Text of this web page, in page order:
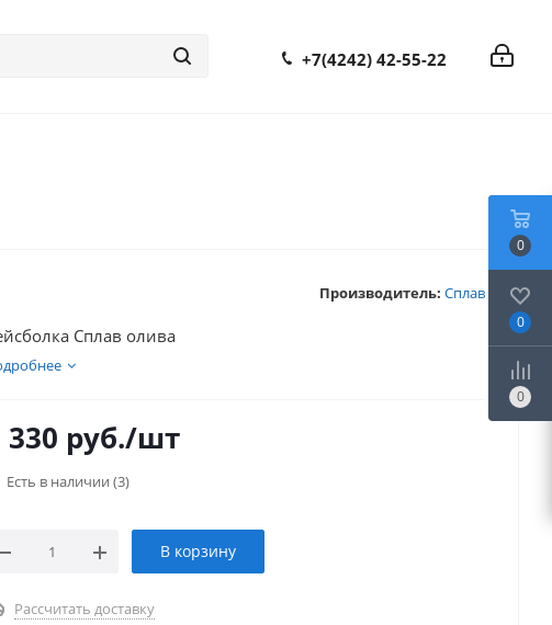
+7(4242) 42-55-22
Производитель: Сплав
Сплав олива
330 руб./шт
Есть в наличии (3)
В корзину
Рассчитать доставку
0
0
0